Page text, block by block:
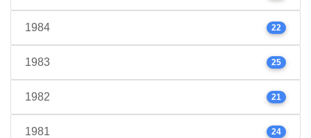
1984 22
1983 25
1982 21
1981 24